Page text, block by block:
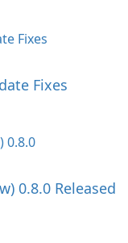
Fixes
0.8.0 Released